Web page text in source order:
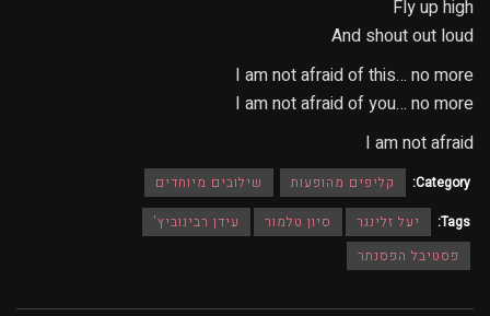
Fly up high
And shout out loud
I am not afraid of this… no more
I am not afraid of you… no more
I am not afraid
Category: קליפים מהופעות
שילובים מיוחדים
Tags:
יעל זלינגר סיון טלמור
עידן רבינוביץ'
פסטיבל הפסנתר